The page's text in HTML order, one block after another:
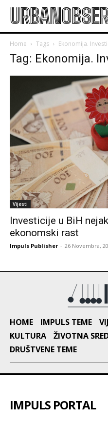
Home Tags Ekonomija.
Tag: Ekonomija.
Vijesti
Investicije u BiH
ekonomski rast
Impuls Publisher - 26 Novembra,
HOME IMPULS TEME
KULTURA
ŽIVOTNA
DRUŠTVENE TEME
IMPULS PORTAL